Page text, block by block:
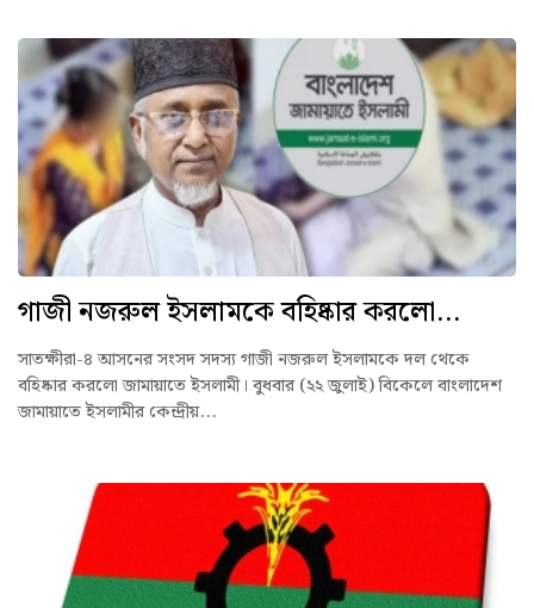
গাজী নজরুল ইসলামকে বহিষ্কার করলো...
সাতক্ষীরা-৪ আসনের সংসদ সদস্য গাজী নজরুল ইসলামকে দল থেকে
বহিষ্কার করলো জামায়াতে ইসলামী। বুধবার (২২ জুলাই) বিকেলে বাংলাদেশ
জামায়াতে ইসলামীর কেন্দ্রীয়...